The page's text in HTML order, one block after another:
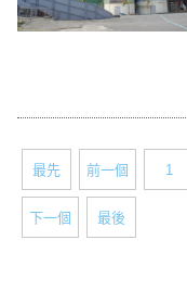
最先 前一個 1
下一個 最後